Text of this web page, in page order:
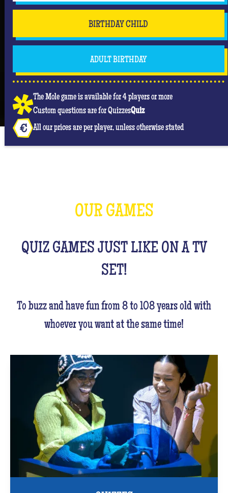
BIRTHDAY CHILD
ADULT BIRTHDAY
The Mole game is available for 4 players or more
Custom questions are for QuizzesQuiz
All our prices are per player, unless otherwise stated
OUR GAMES
QUIZ GAMES JUST LIKE ON A TV
SET!
To buzz and have fun from 8 to 108 years old with
whoever you want at the same time!